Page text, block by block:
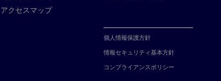
アクセスマップ
個人情報保護方針
情報セキュリティ基本方針
コンプライアンスポリシー